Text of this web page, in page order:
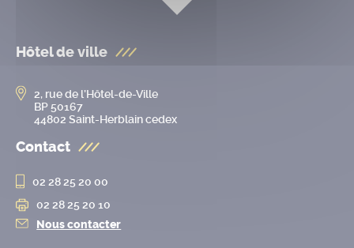
Hôtel de ville
2, rue de l’Hôtel-de-Ville
BP 50167
44802 Saint-Herblain cedex
Contact
02 28 25 20 00
02 28 25 20 10
Nous contacter